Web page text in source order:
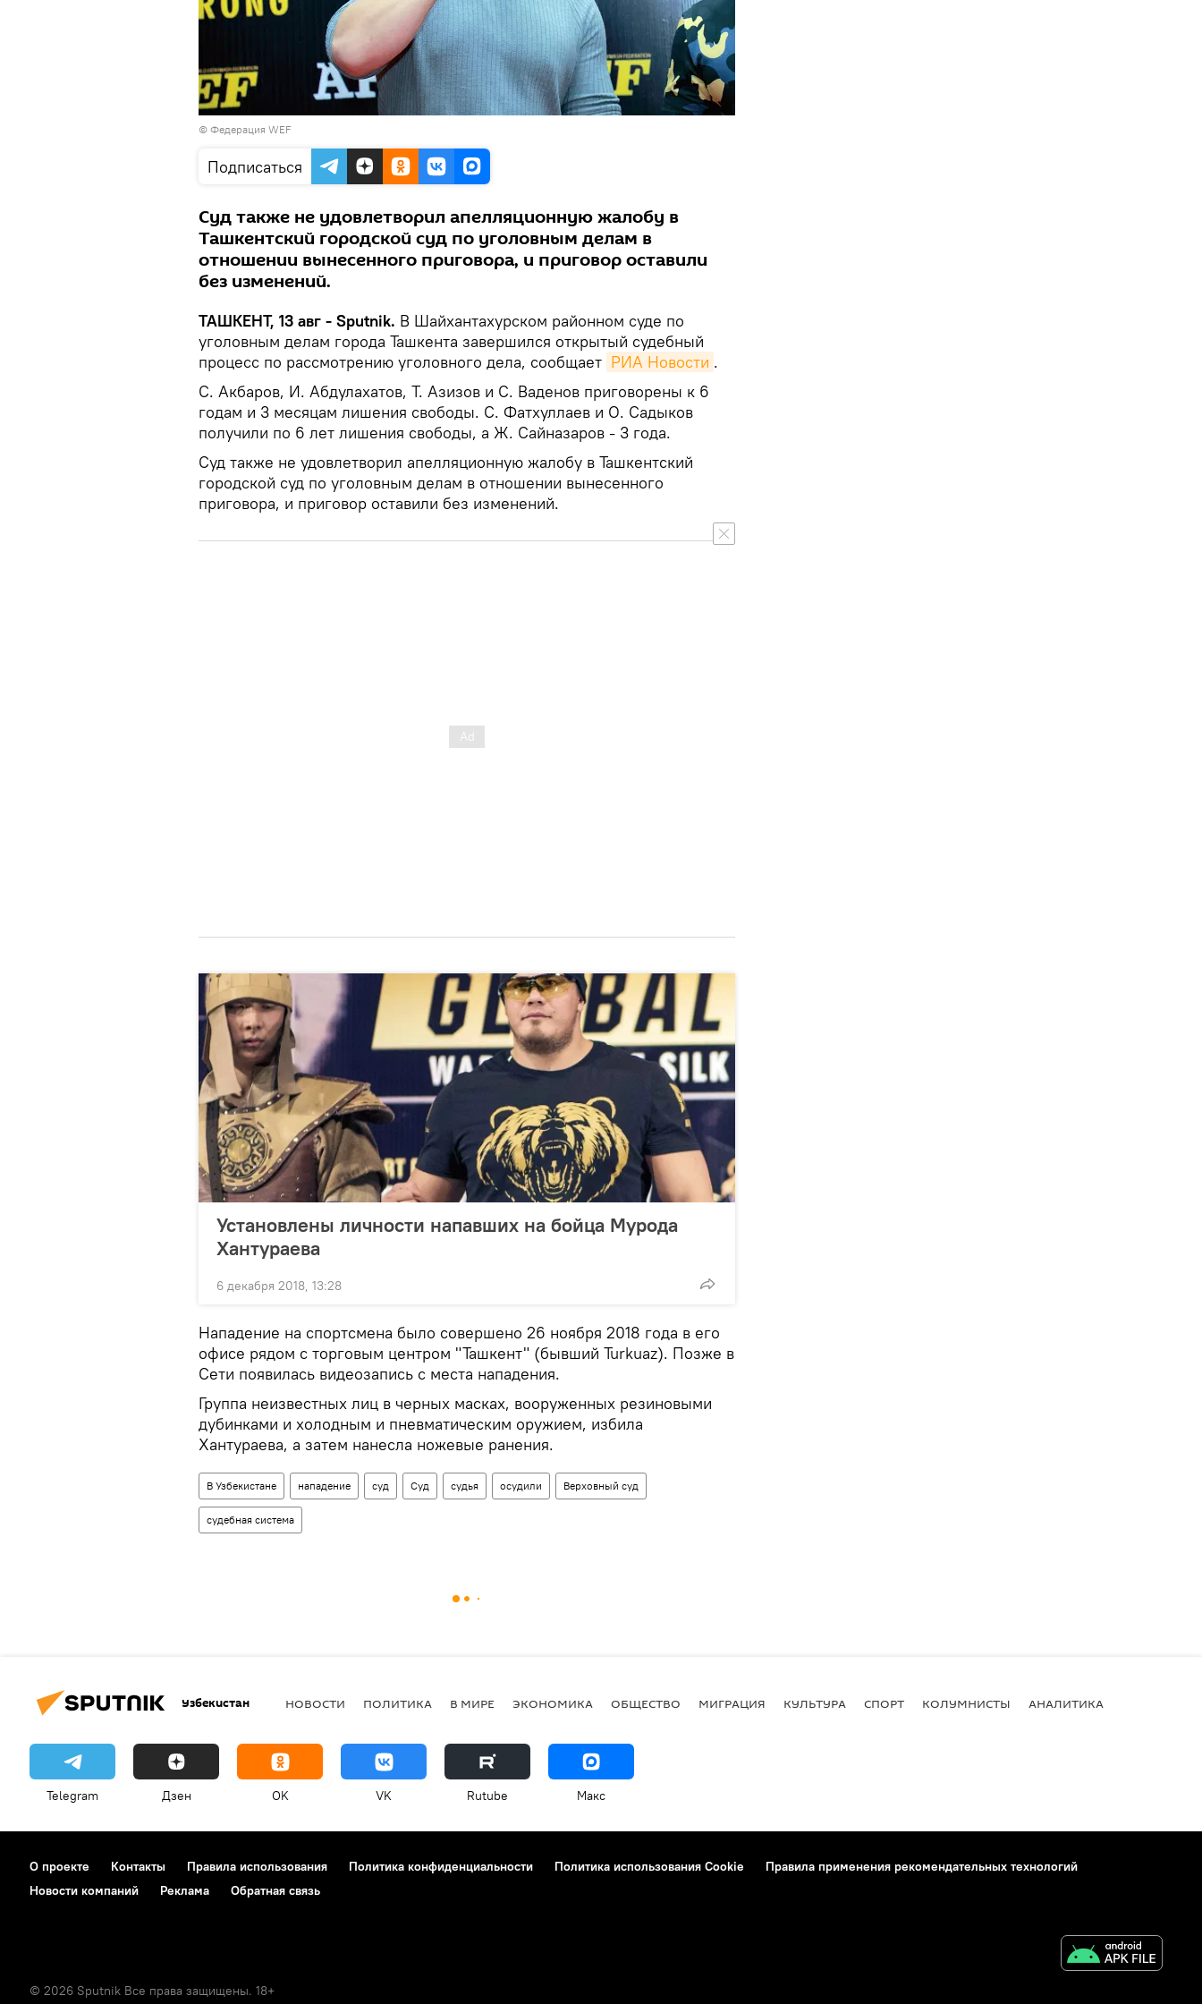
© Федерация WEF
Подписаться
Суд также не удовлетворил апелляционную жалобу в
Ташкентский городской суд по уголовным делам в
отношении вынесенного приговора, и приговор оставили
без изменений.
ТАШКЕНТ, 13 авг - Sputnik. В Шайхантахурском районном суде по
уголовным делам города Ташкента завершился открытый судебный
процесс по рассмотрению уголовного дела, сообщает РИА Новости .
С. Акбаров, И. Абдулахатов, Т. Азизов и С. Ваденов приговорены к 6
годам и 3 месяцам лишения свободы. С. Фатхуллаев и О. Садыков
получили по 6 лет лишения свободы, а Ж. Сайназаров - 3 года.
Суд также не удовлетворил апелляционную жалобу в Ташкентский
городской суд по уголовным делам в отношении вынесенного
приговора, и приговор оставили без изменений.
Установлены личности напавших на бойца Мурода
Хантураева
6 декабря 2018, 13:28
Нападение на спортсмена было совершено 26 ноября 2018 года в его
офисе рядом с торговым центром "Ташкент" (бывший Turkuaz). Позже в
Сети появилась видеозапись с места нападения.
Группа неизвестных лиц в черных масках, вооруженных резиновыми
дубинками и холодным и пневматическим оружием, избила
Хантураева, а затем нанесла ножевые ранения.
В Узбекистане нападение суд Суд судья осудили Верховный суд
судебная система
Узбекистан НОВОСТИ ПОЛИТИКА В МИРЕ ЭКОНОМИКА ОБЩЕСТВО МИГРАЦИЯ КУЛЬТУРА СПОРТ КОЛУМНИСТЫ АНАЛИТИКА
Telegram Дзен OK VK Rutube Макс
О проекте Контакты Правила использования Политика конфиденциальности Политика использования Cookie
Правила применения рекомендательных технологий
Новости компаний
Реклама Обратная связь
© 2026 Sputnik Все права защищены. 18+